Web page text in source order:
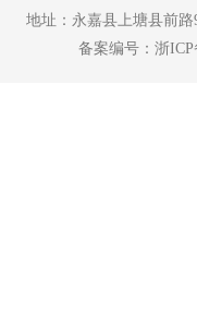
地址：永嘉县上塘县前
备案编号：浙